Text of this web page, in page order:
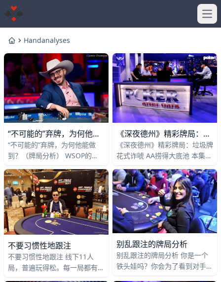
HomeHandanalyses
“不可能的”弃牌，为何他能做到？（牌局分析）
“不可能的”弃牌，为何他能做
到？（牌局分析） WSOP的
军赛通常一定会呈现一些顶级的
打法和有趣的手牌，在20
《深夜德州》精彩牌局：垃圾牌花式诈唬 AA捞得大底池
《深夜德州》精彩牌局：垃圾牌
花式诈唬 AA捞得大底池 本集仍
作为担纲嘉宾，但嘉宾阵容略有
不同，可以说是
不要习惯性地跟注
不要习惯性地跟注 线下11人
局，普遍玩得松。每一局都有很
别乱跟注的牌局分析
别乱跟注的牌局分析 你是一个
铁头娃吗？你会为了看到对手的